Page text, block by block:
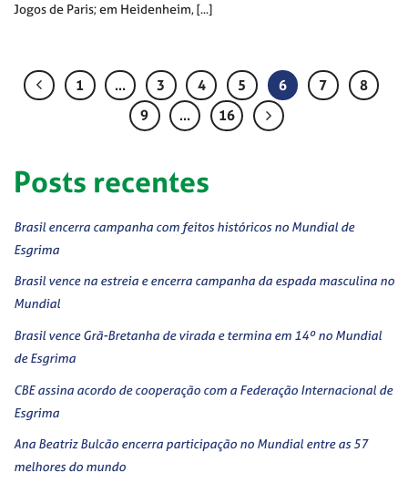
Jogos de Paris; em Heidenheim, [...]
1 … 3 4 5 6 7
8
9
… 16
Posts recentes
Brasil encerra campanha com feitos históricos no Mundial de
Esgrima
Brasil vence na estreia e encerra campanha da espada masculina no
Mundial
Brasil vence Grã-Bretanha de virada e termina em 14º no Mundial
de Esgrima
CBE assina acordo de cooperação com a Federação Internacional de
Esgrima
Ana Beatriz Bulcão encerra participação no Mundial entre as 57
melhores do mundo